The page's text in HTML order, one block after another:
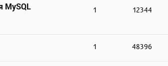
MySQL
1 12344
1 48396